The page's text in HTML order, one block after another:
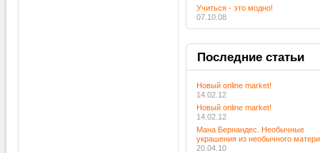
Учиться - это модно!
07.10.08
Последниестатьи
Новый online market!
14.02.12
Новый online market!
14.02.12
Мана Бернандес. Необычные
украшения из необычного
20.04.10